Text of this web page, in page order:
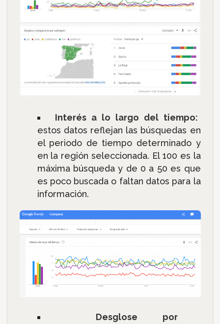
Interés a lo largo del tiempo:
estos datos reflejan las búsquedas en
el periodo de tiempo determinado y
en la región seleccionada. El 100 es la
máxima búsqueda y de 0 a 50 es que
es poco buscada o faltan datos para la
información.
Desglose por